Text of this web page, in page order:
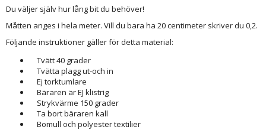
Du väljer själv hur lång bit du behöver!
Måtten anges i hela meter. Vill du bara ha 20 centimeter skriver du 0,2.
Följande instruktioner gäller för detta material:
Tvätt 40 grader
Tvätta plagg ut-och in
Ej torktumlare
Bäraren är EJ klistrig
Strykvärme 150 grader
Ta bort bäraren kall
Bomull och polyester textilier